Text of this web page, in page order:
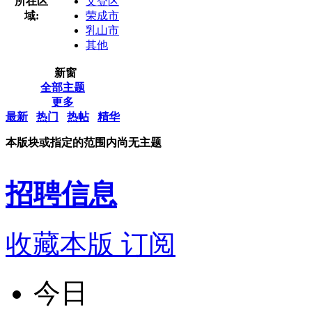
域:
荣成市
乳山市
其他
新窗
全部主题
更多
最新
热门 热帖 精华
本版块或指定的范围内尚无主题
招聘信息
收藏本版 订阅
今日